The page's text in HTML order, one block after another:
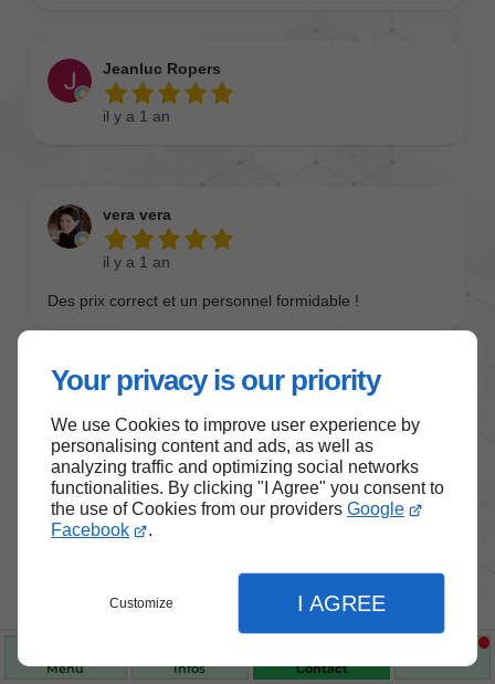
Your privacy is our priority
We use Cookies to improve user experience by
personalising content and ads, as well as
analyzing traffic and optimizing social networks
functionalities. By clicking "I Agree" you consent to
the use of Cookies from our providers Google
Facebook
.
Customize I AGREE
Menu Infos Contact
Nos produits de santé et de